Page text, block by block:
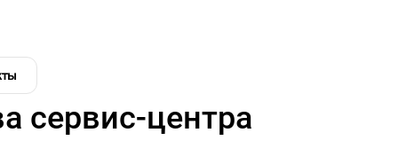
сервис-центра